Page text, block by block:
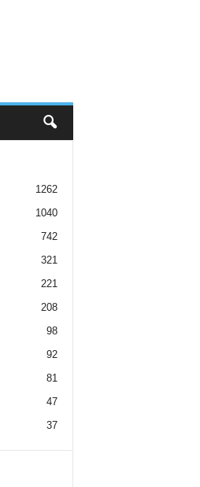
1262
1040
742
321
221
208
98
92
81
47
37